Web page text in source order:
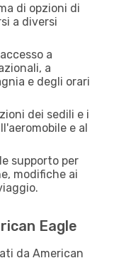
di opzioni di
a diversi
a
a
e degli orari
dei sedili e i
e al
supporto per
modifiche ai
Eagle
da American